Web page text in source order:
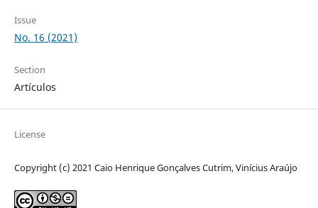
Issue
No. 16 (2021)
Section
Artículos
License
Copyright (c) 2021 Caio Henrique Gonçalves Cutrim, Vinícius Araújo